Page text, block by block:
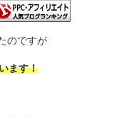
のですが
ます！